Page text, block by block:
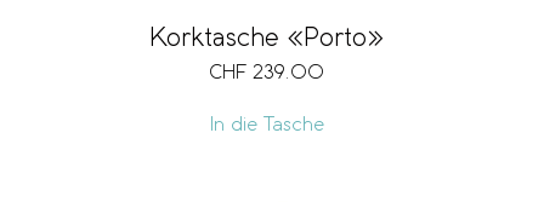
Korktasche «Porto»
CHF 239.00
In die Tasche